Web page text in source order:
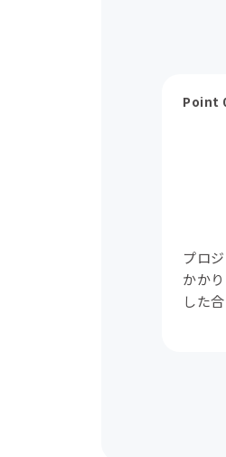
Point
プロ
かか
した